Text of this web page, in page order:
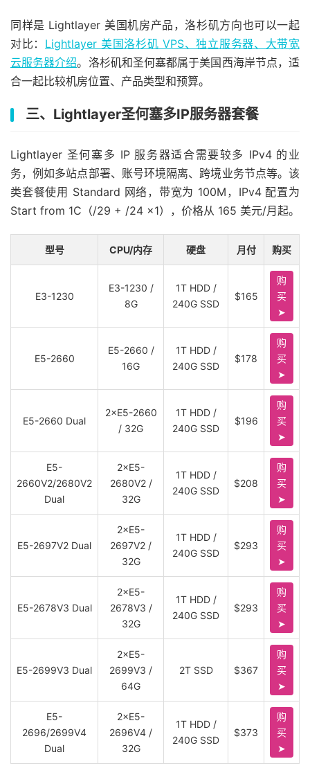
同样是 Lightlayer 美国机房产品，洛杉矶方向也可以一起
对比： Lightlayer 美国洛杉矶 VPS、独立服务器、大带宽
云服务器介绍。洛杉矶和圣何塞都属于美国西海岸节点，适
合一起比较机房位置、产品类型和预算。
三、Lightlayer圣何塞多IP服务器套餐
Lightlayer 圣何塞多 IP 服务器适合需要较多 IPv4 的业
务，例如多站点部署、账号环境隔离、跨境业务节点等。该
类套餐使用 Standard 网络，带宽为 100M，IPv4 配置为
Start from 1C（/29 + /24 ×1），价格从 165 美元/月起。
型号 CPU/内存 硬盘 月付 购买
E3-1230
E3-1230 /
8G
1T HDD /
240G SSD
$165
购
买
➤
E5-2660
E5-2660 /
16G
1T HDD /
240G SSD
$178
购
买
➤
E5-2660 Dual
2×E5-2660
/ 32G
1T HDD /
240G SSD
$196
购
买
➤
E5-
2660V2/2680V2
Dual
2×E5-
2680V2 /
32G
1T HDD /
240G SSD
$208
购
买
➤
E5-2697V2 Dual
2×E5-
2697V2 /
32G
1T HDD /
240G SSD
$293
购
买
➤
E5-2678V3 Dual
2×E5-
2678V3 /
32G
1T HDD /
240G SSD
$293
购
买
➤
E5-2699V3 Dual
2×E5-
2699V3 /
64G
2T SSD $367
购
买
➤
E5-
2696/2699V4
Dual
2×E5-
2696V4 /
32G
1T HDD /
240G SSD
$373
购
买
➤